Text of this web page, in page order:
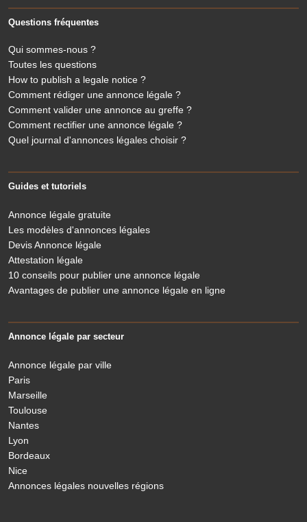
Le Légaliste
respecte votre vie privée
Questions fréquentes
Qui sommes-nous ?
Toutes les questions
How to publish a legale notice ?
Comment rédiger une annonce légale ?
Comment valider une annonce au greffe ?
Comment rectifier une annonce légale ?
Quel journal d'annonces légales choisir ?
Guides et tutoriels
Annonce légale gratuite
Les modèles d'annonces légales
Devis Annonce légale
Attestation légale
10 conseils pour publier une annonce légale
Avantages de publier une annonce légale en ligne
Annonce légale par secteur
Annonce légale par ville
Paris
Marseille
Toulouse
Nantes
Lyon
Bordeaux
Nice
Annonces légales nouvelles régions